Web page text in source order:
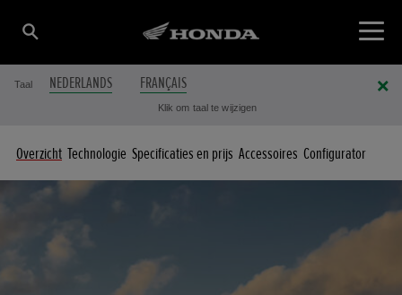
Taal NEDERLANDS FRANÇAIS
Klik om taal te wijzigen
Overzicht Technologie Specificaties en prijs Accessoires Configurator